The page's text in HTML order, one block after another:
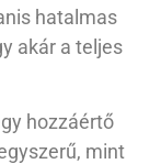
hatalmas
akár a teljes
hozzáértő
mint